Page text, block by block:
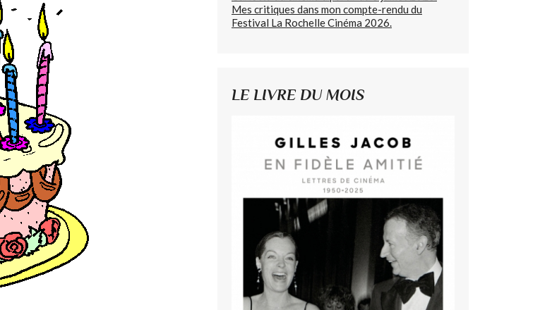
Mes critiques dans mon compte-rendu du
Festival La Rochelle Cinéma 2026.
LE LIVRE DU MOIS